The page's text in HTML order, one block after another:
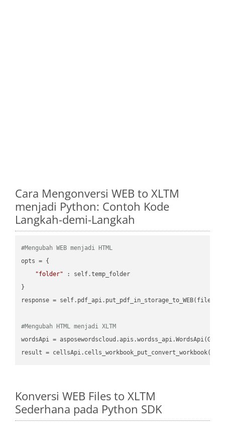
Cara Mengonversi WEB to XLTM
menjadi Python: Contoh Kode
Langkah-demi-Langkah
#Mengubah WEB menjadi HTML
opts = {
"folder" : self.temp_folder
}
response =
#Mengubah HTML menjadi XLTM
wordsApi =
result =
Konversi WEB Files to XLTM
Sederhana pada Python SDK